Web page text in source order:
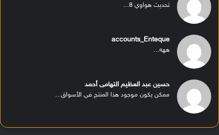
تحديث هواوي 8...
accounts_Enteque
ههه...
حسين عبد العظيم التهامى أحمد
ممكن يكون موجود هذا المنتج في الأسواق...